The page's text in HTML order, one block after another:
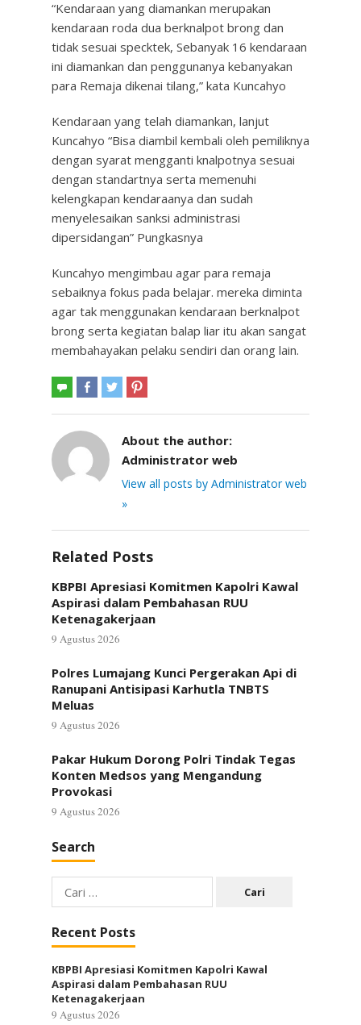
“Kendaraan yang diamankan merupakan
kendaraan roda dua berknalpot brong dan
tidak sesuai specktek, Sebanyak 16 kendaraan
ini diamankan dan penggunanya kebanyakan
para Remaja dikenai tilang,” kata Kuncahyo
Kendaraan yang telah diamankan, lanjut
Kuncahyo “Bisa diambil kembali oleh pemiliknya
dengan syarat mengganti knalpotnya sesuai
dengan standartnya serta memenuhi
kelengkapan kendaraanya dan sudah
menyelesaikan sanksi administrasi
dipersidangan” Pungkasnya
Kuncahyo mengimbau agar para remaja
sebaiknya fokus pada belajar. mereka diminta
agar tak menggunakan kendaraan berknalpot
brong serta kegiatan balap liar itu akan sangat
membahayakan pelaku sendiri dan orang lain.
About the author:
Administrator web
View all posts by Administrator web
»
Related Posts
KBPBI Apresiasi Komitmen Kapolri Kawal
Aspirasi dalam Pembahasan RUU
Ketenagakerjaan
9 Agustus 2026
Polres Lumajang Kunci Pergerakan Api di
Ranupani Antisipasi Karhutla TNBTS
Meluas
9 Agustus 2026
Pakar Hukum Dorong Polri Tindak Tegas
Konten Medsos yang Mengandung
Provokasi
9 Agustus 2026
Search
Cari
untuk:
Recent Posts
KBPBI Apresiasi Komitmen Kapolri Kawal
Aspirasi dalam Pembahasan RUU
Ketenagakerjaan
9 Agustus 2026